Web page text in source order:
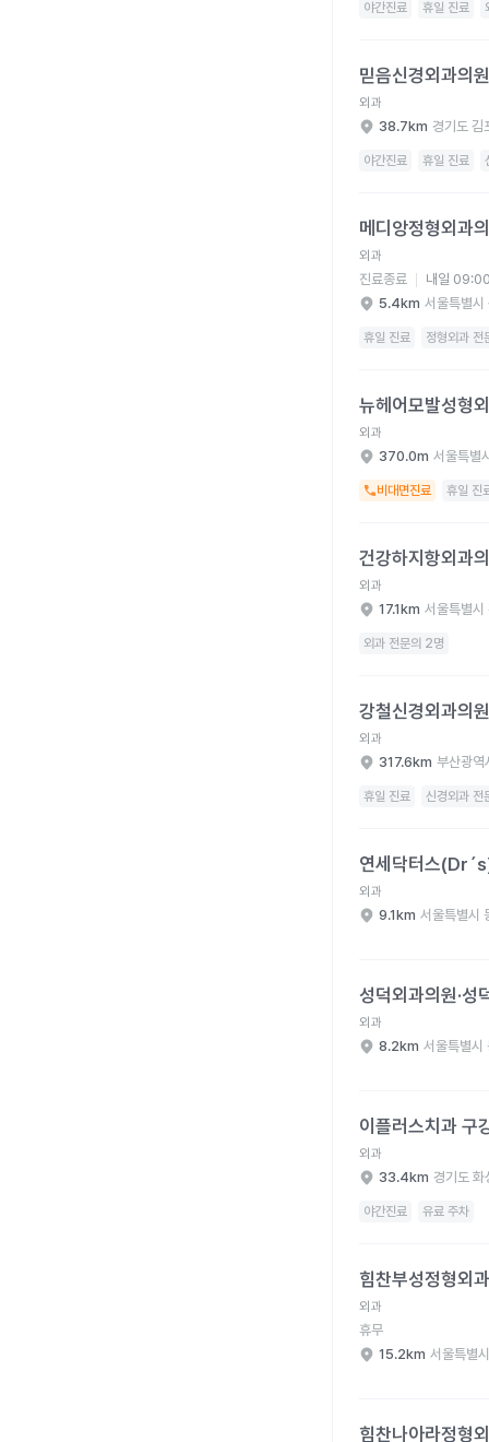
야간진료 휴일 진료
믿음신경외과의원
외과
38.7km 경기도 김
야간진료 휴일 진료
메디앙정형외과
외과
진료종료
내일
5.4km 서울특별
휴일 진료 정형외과 전
뉴헤어모발성형
외과
370.0m 서울특별
비대면진료 휴일 진
건강하지항외과
외과
17.1km 서울특별시
외과 전문의 2명
강철신경외과의원
외과
317.6km 부산광역
휴일 진료 신경외과 전
연세닥터스
외과
9.1km 서울특별시
성덕외과의원·성
외과
8.2km 서울특별시
이플러스치과 구
외과
33.4km 경기도 화
야간진료 유료 주차
힘찬부성정형외
외과
휴무
15.2km 서울특별
힘찬나아라정형